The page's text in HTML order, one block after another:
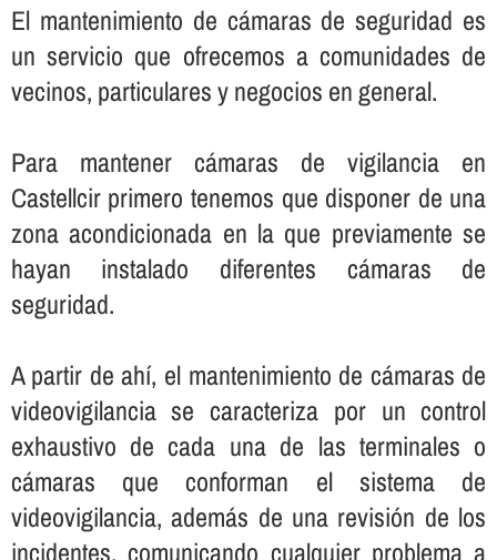
El mantenimiento de cámaras de seguridad es
un servicio que ofrecemos a comunidades de
vecinos, particulares y negocios en general.
Para mantener cámaras de vigilancia en
Castellcir primero tenemos que disponer de una
zona acondicionada en la que previamente se
hayan instalado diferentes cámaras de
seguridad.
A partir de ahí­, el mantenimiento de cámaras de
videovigilancia se caracteriza por un control
exhaustivo de cada una de las terminales o
cámaras que conforman el sistema de
videovigilancia, además de una revisión de los
incidentes, comunicando cualquier problema a